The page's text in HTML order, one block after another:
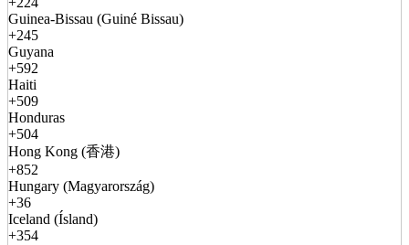
Guinea-Bissau (Guiné Bissau)
+245
Guyana
+592
Haiti
+509
Honduras
+504
Hong Kong (香港)
+852
Hungary (Magyarország)
+36
Iceland (Ísland)
+354